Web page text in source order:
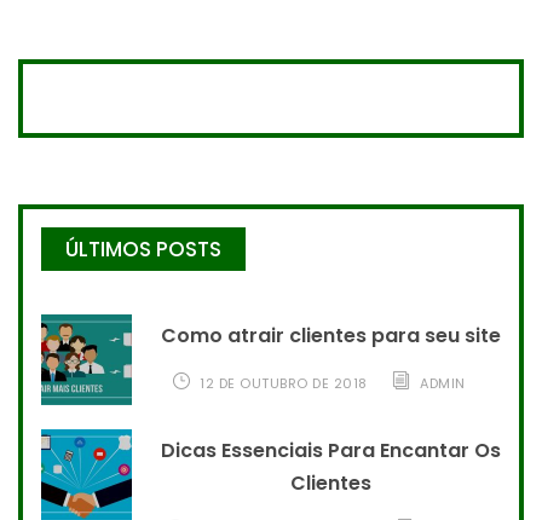
ÚLTIMOS POSTS
Como atrair clientes para seu site
12 DE OUTUBRO DE 2018 ADMIN
Dicas Essenciais Para Encantar Os
Clientes